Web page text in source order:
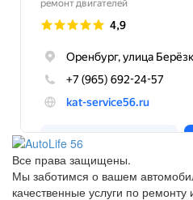
Все права защищены.
Мы заботимся о вашем
качественные услуги по